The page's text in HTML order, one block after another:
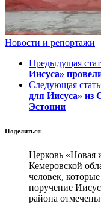
Новости и репортажи
Предыдущая
Иисуса»
Следующая
для Иисуса» из
Эстонии
Поделиться
Церковь «Новая
Кемеровской
человек,
поручение
района